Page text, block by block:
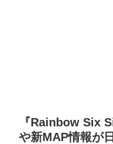
『Rainbow Six
や新MAP情報が